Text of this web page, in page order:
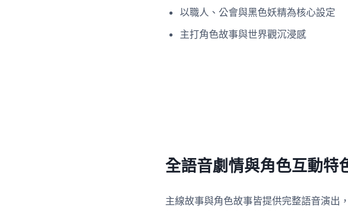
以職人、公會與黑色妖精為核心設定
主打角色故事與世界觀沉浸感
全語音劇情與角色互動特
主線故事與角色故事皆提供完整語音演出